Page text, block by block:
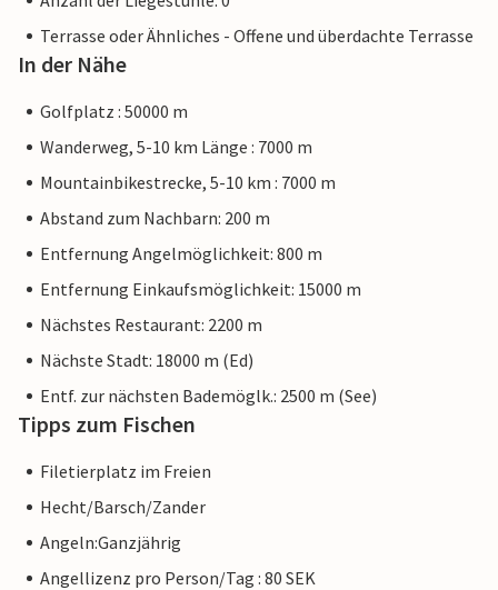
Terrasse oder Ähnliches - Offene und überdachte Terrasse
In der Nähe
Golfplatz : 50000 m
Wanderweg, 5-10 km Länge : 7000 m
Mountainbikestrecke, 5-10 km : 7000 m
Abstand zum Nachbarn: 200 m
Entfernung Angelmöglichkeit: 800 m
Entfernung Einkaufsmöglichkeit: 15000 m
Nächstes Restaurant: 2200 m
Nächste Stadt: 18000 m (Ed)
Entf. zur nächsten Bademöglk.: 2500 m (See)
Tipps zum Fischen
Filetierplatz im Freien
Hecht/Barsch/Zander
Angeln:Ganzjährig
Angellizenz pro Person/Tag : 80 SEK